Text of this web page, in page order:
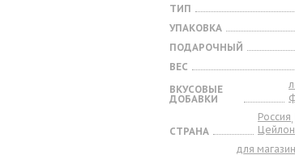
ТИП
УПАКОВКА
ПОДАРОЧНЫЙ
ВЕС
ВКУСОВЫЕ
ДОБАВКИ
СТРАНА
Россия,
Цейлон
для